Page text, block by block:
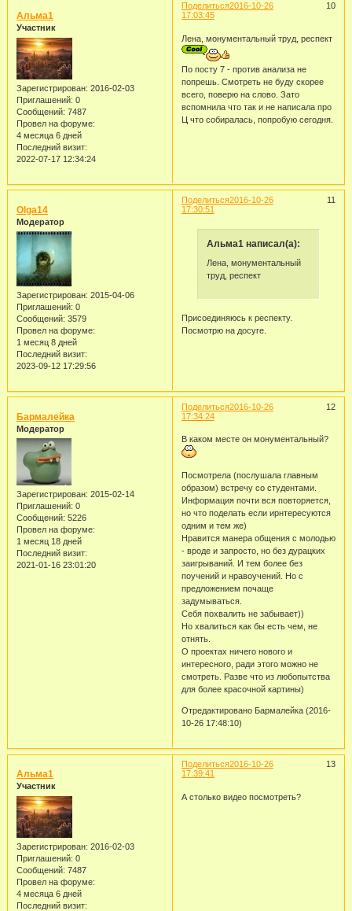
Поделиться 10
2016-10-26
17:03:45
Альма1
Участник
Зарегистрирован: 2016-02-03
Приглашений: 0
Сообщений: 7487
Провел на форуме:
4 месяца 6 дней
Последний визит:
2022-07-17 12:34:24
Лена, монументальный труд, респект
По посту 7 - против анализа не
попрешь. Смотреть не буду скорее
всего, поверю на слово. Зато
вспомнила что так и не написала про
Ц что собиралась, попробую сегодня.
Поделиться 11
2016-10-26
17:30:51
Olga14
Модератор
Зарегистрирован: 2015-04-06
Приглашений: 0
Сообщений: 3579
Провел на форуме:
1 месяц 8 дней
Последний визит:
2023-09-12 17:29:56
Альма1 написал(а):
Лена, монументальный
труд, респект
Присоединяюсь к респекту.
Посмотрю на досуге.
Поделиться 12
2016-10-26
17:34:24
Бармалейка
Модератор
Зарегистрирован: 2015-02-14
Приглашений: 0
Сообщений: 5226
Провел на форуме:
1 месяц 18 дней
Последний визит:
2021-01-16 23:01:20
В каком месте он монументальный?
Посмотрела (послушала главным
образом) встречу со студентами.
Информация почти вся повторяется,
но что поделать если ирнтересуются
одним и тем же)
Нравится манера общения с молодью
- вроде и запросто, но без дурацких
заигрываний. И тем более без
поучений и нравоучений. Но с
предложением почаще
задумываться.
Себя похвалить не забывает))
Но хвалиться как бы есть чем, не
отнять.
О проектах ничего нового и
интересного, ради этого можно не
смотреть. Разве что из любопытства
для более красочной картины)
Отредактировано Бармалейка (2016-
10-26 17:48:10)
Поделиться 13
2016-10-26
17:39:41
Альма1
Участник
Зарегистрирован: 2016-02-03
Приглашений: 0
Сообщений: 7487
Провел на форуме:
4 месяца 6 дней
Последний визит:
А столько видео посмотреть?